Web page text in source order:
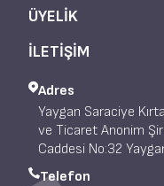
ÜYELIK
İLETİŞİM
Adres
Yaygan Saraciye
ve Ticaret Anonim
Caddesi No:32
Telefon